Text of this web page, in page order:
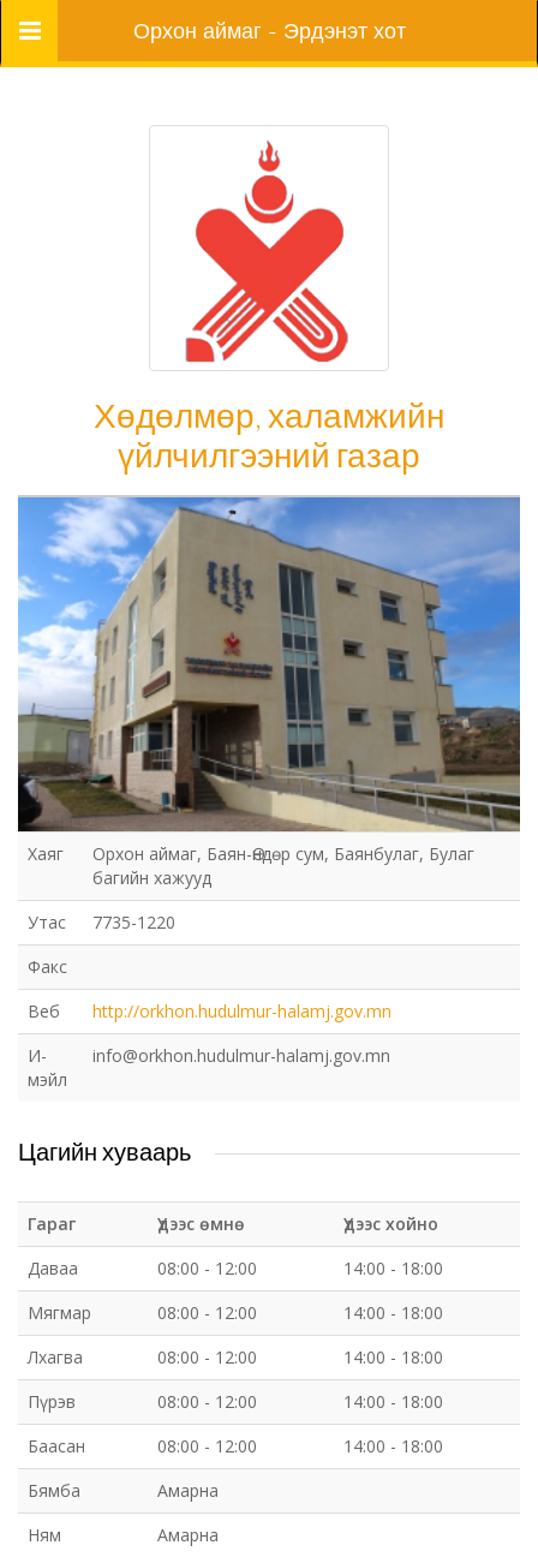
Цэс Орхон аймаг - Эрдэнэт хот
Хөдөлмөр, халамжийн
үйлчилгээний газар
Хөдөлмөр, халамжийн үйлчилгээний газар
Хаяг
Орхон аймаг, Баян-Өндөр сум, Баянбулаг, Булаг
багийн хажууд
Утас
7735-1220
Факс
Веб
http://orkhon.hudulmur-halamj.gov.mn
И-
мэйл
info@orkhon.hudulmur-halamj.gov.mn
Цагийн хуваарь
Гараг Үдээс өмнө
Үдээс хойно
Даваа
08:00 - 12:00
14:00 - 18:00
Мягмар
08:00 - 12:00
14:00 - 18:00
Лхагва
08:00 - 12:00
14:00 - 18:00
Пүрэв
08:00 - 12:00
14:00 - 18:00
Баасан
08:00 - 12:00
14:00 - 18:00
Бямба
Амарна
Ням
Амарна